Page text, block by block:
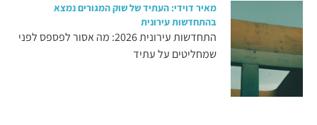
מאיר דוידי: העתיד של שוק המגורים נמצא
בהתחדשות עירונית
התחדשות עירונית 2026: מה אסור לפספס לפני
שמחליטים על עתיד